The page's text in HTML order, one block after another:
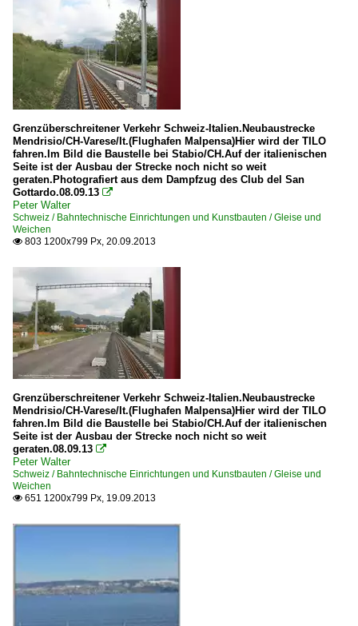
Grenzüberschreitener Verkehr Schweiz-Italien.Neubaustrecke
Mendrisio/CH-Varese/It.(Flughafen Malpensa)Hier wird der TILO
fahren.Im Bild die Baustelle bei Stabio/CH.Auf der italienischen
Seite ist der Ausbau der Strecke noch nicht so weit
geraten.Photografiert aus dem Dampfzug des Club del San
Gottardo.08.09.13 
Peter Walter
Schweiz / Bahntechnische Einrichtungen und Kunstbauten / Gleise und
Weichen
 803 1200x799 Px, 20.09.2013
Grenzüberschreitener Verkehr Schweiz-Italien.Neubaustrecke
Mendrisio/CH-Varese/It.(Flughafen Malpensa)Hier wird der TILO
fahren.Im Bild die Baustelle bei Stabio/CH.Auf der italienischen
Seite ist der Ausbau der Strecke noch nicht so weit
geraten.08.09.13 
Peter Walter
Schweiz / Bahntechnische Einrichtungen und Kunstbauten / Gleise und
Weichen
 651 1200x799 Px, 19.09.2013